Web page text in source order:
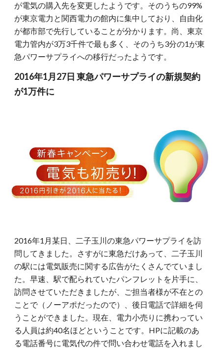
が電気の購入先を変更したようです。そのうちの99%
が東京電力と関西電力の館内に集中しており、自由化
が都市部で先行していることが分かります。尚、東京
電力管内が3万3千件で最も多く、そのうち3分の1が東
急パワーサプライへの移行だったようです。
2016年1月27日 東急パワーサプライの新規契約
が1万件に
2016年1月某日、二子玉川の東急パワーサプライを訪
問してきました。さすがに東急だけあって、二子玉川
の駅には電気販売に関する広告がたくさんでていまし
た。早速、駅で配られていたパンフレットを片手に、
訪問させていただきましたが、ご担当者様が不在との
ことで（ノーアポだったので）、後日電話で詳細を伺
うことができました。現在、電力小売りに携わってい
る人員は約40名ほどということです。HPに記載のあ
る電話番号に電気代の件で問い合わせ電話を入れまし